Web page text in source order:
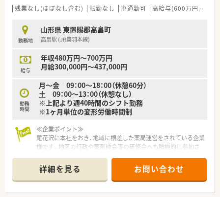
更に、今後を担う薬剤師へ成長して頂くために、elearning受講や
◆着実にキャリアアップ◆
現場から本部でキャリアチェンジする方もいれば、エリアマネー
人事考課制度は、自身で立てた目標に対してのフィードバックと
なっているため、目標に向かってどうなりたいかなどを一緒に考
≪ 企業紹介 ≫
福島県に本社を構え、グループを合わせて196店舗展開していま
主に東北・東日本エリアを中心に店舗を構えており、山形県内に
は24店舗ございます。
薬局以外にも医薬品卸、介護領域、保育園の運営など多岐にわた
る経営を行っています。
『よろこばれて、よろこぶ』をコンセプトにしており、お客様から
はもちろんのこと、従業員からの声も反映し喜んで働けるような
環境づくりを行っています。
薬剤師の平均年齢は47歳で、新卒入社の方はほぼ100％の定着率
残業なし(ほぼなし含む) 転勤なし 車通勤可 高給与(600万円以上)
勤務地
山形県 東置賜郡高畠町
高畠駅 (JR奥羽本線)
給与
年収480万円～700万円
月給300,000円～437,000円
勤務
時間
月～金 09：00～18：00（休憩60分）
土 09：00～13：00（休憩なし）
※上記より週40時間のシフト勤務
※1ヶ月単位の変形労働時間制
≪企業ポイント≫
尾花沢に本社をおき、地域に根差した薬局運営をされている企業
様です。地区の行政や薬剤師会等の研修会へも積極的に参加さ
れる代表者のもとで就業できます。社員の働き方にも柔軟に対
応してくださり、腰を据えて１店舗でご就業の希望や、ラウンダ
ーとして各店舗を回りたいなど、社員の働きやすさを重視してい
ます。
詳細を見る お問い合わせ